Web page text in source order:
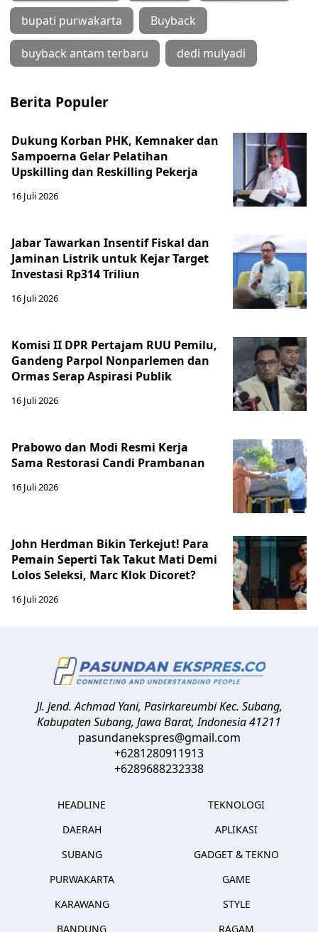
bupati purwakarta Buyback
buyback antam terbaru dedi mulyadi
Berita Populer
Dukung Korban PHK, Kemnaker dan
Sampoerna Gelar Pelatihan
Upskilling dan Reskilling Pekerja
16 Juli 2026
Jabar Tawarkan Insentif Fiskal dan
Jaminan Listrik untuk Kejar Target
Investasi Rp314 Triliun
16 Juli 2026
Komisi II DPR Pertajam RUU Pemilu,
Gandeng Parpol Nonparlemen dan
Ormas Serap Aspirasi Publik
16 Juli 2026
Prabowo dan Modi Resmi Kerja
Sama Restorasi Candi Prambanan
16 Juli 2026
John Herdman Bikin Terkejut! Para
Pemain Seperti Tak Takut Mati Demi
Lolos Seleksi, Marc Klok Dicoret?
16 Juli 2026
Jl. Jend. Achmad Yani, Pasirkareumbi Kec. Subang,
Kabupaten Subang, Jawa Barat,Indonesia41211
pasundanekspres@gmail.com
+6281280911913
+6289688232338
HEADLINE
DAERAH
SUBANG
PURWAKARTA
KARAWANG
BANDUNG
TEKNOLOGI
APLIKASI
GADGET & TEKNO
GAME
STYLE
RAGAM